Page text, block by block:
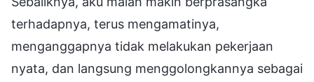
terhadapnya, terus mengamatinya,
menganggapnya tidak melakukan pekerjaan
nyata, dan langsung menggolongkannya sebagai